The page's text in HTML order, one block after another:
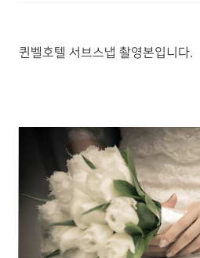
퀸벨호텔 서브스냅 촬영본입니다.